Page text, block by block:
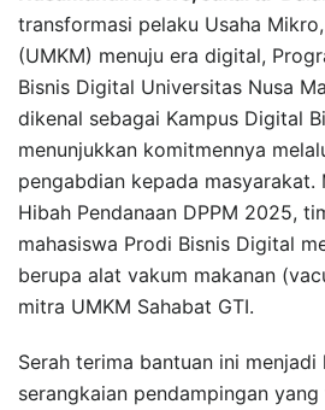
transformasi pelaku Usaha
(UMKM) menuju era digital,
Bisnis Digital Universitas Nusa
dikenal sebagai Kampus Digital
menunjukkan komitmennya
pengabdian kepada masyarakat.
Hibah Pendanaan DPPM 2025,
mahasiswa Prodi Bisnis Digital
berupa alat vakum makanan
mitra UMKM Sahabat GTI.
Serah terima bantuan ini
serangkaian pendampingan